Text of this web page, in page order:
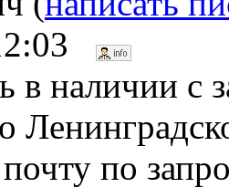
в наличии с
по